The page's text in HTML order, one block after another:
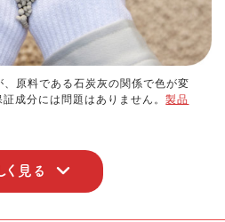
原料である石炭灰の関係で色が変
成分には問題はありません。製品
く見る